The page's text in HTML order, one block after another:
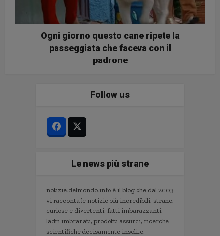
Ogni giorno questo cane ripete la
passeggiata che faceva con il
padrone
Follow us
Le news più strane
notizie.delmondo.info è il blog che dal 2003
vi racconta le notizie più incredibili, strane,
curiose e divertenti: fatti imbarazzanti,
ladri imbranati, prodotti assurdi, ricerche
scientifiche decisamente insolite.